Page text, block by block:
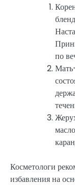
по
Косметологи
избавления на